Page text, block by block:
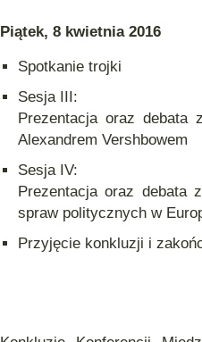
Piątek, 8 kwietnia 2016
Spotkanie trojki
Sesja III:
Prezentacja oraz debata
Alexandrem Vershbowem
Sesja IV:
Prezentacja oraz debata
spraw politycznych w
Przyjęcie konkluzji i